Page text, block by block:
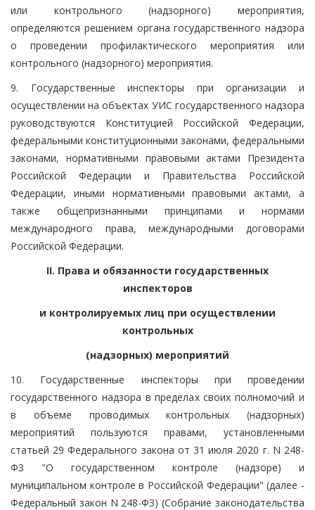
или контрольного (надзорного) мероприятия,
определяются решением органа государственного надзора
о проведении профилактического мероприятия или
контрольного (надзорного) мероприятия.
9. Государственные инспекторы при организации и
осуществлении на объектах УИС государственного надзора
руководствуются Конституцией Российской Федерации,
федеральными конституционными законами, федеральными
законами, нормативными правовыми актами Президента
Российской Федерации и Правительства Российской
Федерации, иными нормативными правовыми актами, а
также общепризнанными принципами и нормами
международного права, международными договорами
Российской Федерации.
II. Права и обязанности государственных
инспекторов
и контролируемых лиц при осуществлении
контрольных
(надзорных) мероприятий
10. Государственные инспекторы при проведении
государственного надзора в пределах своих полномочий и
в объеме проводимых контрольных (надзорных)
мероприятий пользуются правами, установленными
статьей 29 Федерального закона от 31 июля 2020 г. N 248-
ФЗ "О государственном контроле (надзоре) и
муниципальном контроле в Российской Федерации" (далее -
Федеральный закон N 248-ФЗ) (Собрание законодательства